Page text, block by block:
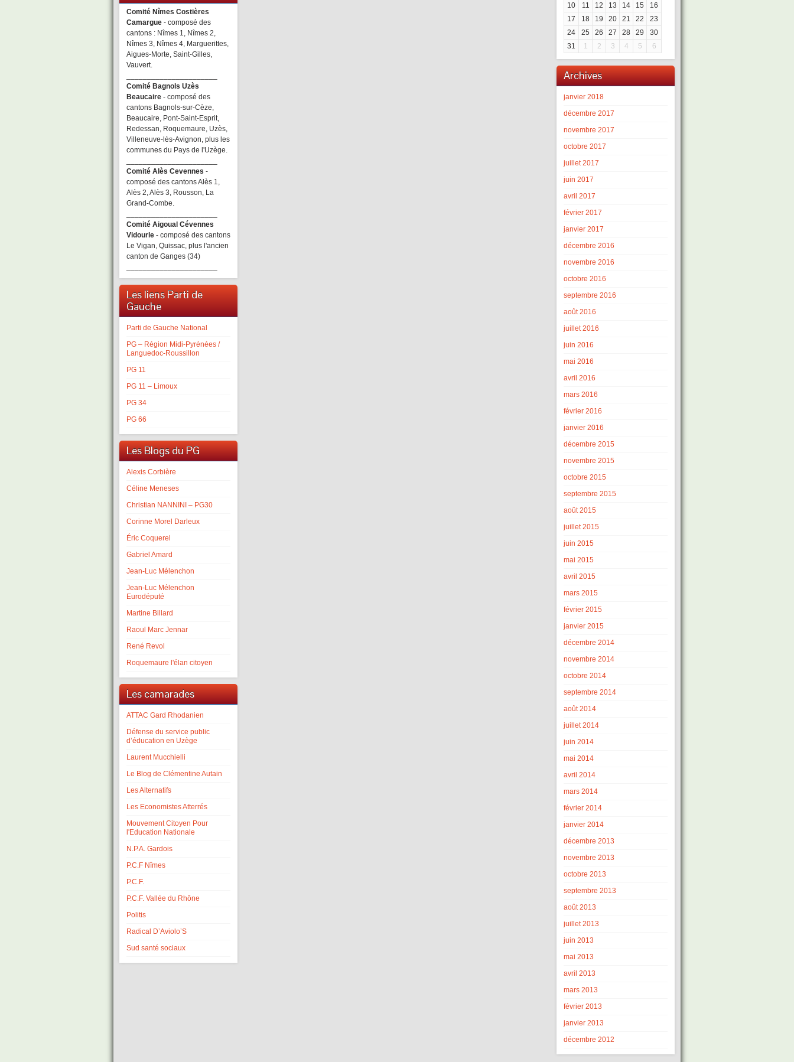
Comité Nîmes Costières
Camargue - composé des
cantons : Nîmes 1, Nîmes 2,
Nîmes 3, Nîmes 4, Marguerittes,
Aigues-Morte, Saint-Gilles,
Vauvert.
Comité Bagnols Uzès
Beaucaire - composé des
cantons Bagnols-sur-Cèze,
Beaucaire, Pont-Saint-Esprit,
Redessan, Roquemaure, Uzès,
Villeneuve-lès-Avignon, plus les
communes du Pays de l'Uzège.
Comité Alès Cevennes -
composé des cantons Alès 1,
Alès 2, Alès 3, Rousson, La
Grand-Combe.
Comité Aigoual Cévennes
Vidourle - composé des cantons
Le Vigan, Quissac, plus l'ancien
canton de Ganges (34)
Les liens Parti de
Gauche
Parti de Gauche National
PG – Région Midi-Pyrénées /
Languedoc-Roussillon
PG 11
PG 11 – Limoux
PG 34
PG 66
Les Blogs du PG
Alexis Corbière
Céline Meneses
Christian NANNINI – PG30
Corinne Morel Darleux
Éric Coquerel
Gabriel Amard
Jean-Luc Mélenchon
Jean-Luc Mélenchon
Eurodéputé
Martine Billard
Raoul Marc Jennar
René Revol
Roquemaure l'élan citoyen
Les camarades
ATTAC Gard Rhodanien
Défense du service public
d’éducation en Uzège
Laurent Mucchielli
Le Blog de Clémentine Autain
Les Alternatifs
Les Economistes Atterrés
Mouvement Citoyen Pour
l'Education Nationale
N.P.A. Gardois
P.C.F Nîmes
P.C.F.
P.C.F. Vallée du Rhône
Politis
Radical D’Aviolo’S
Sud santé sociaux
10
11 12 13 14 15
16
17
18 19 20 21 22
23
24
25 26 27 28 29
30
31
1 2 3 4 5 6
Archives
janvier 2018
décembre 2017
novembre 2017
octobre 2017
juillet 2017
juin 2017
avril 2017
février 2017
janvier 2017
décembre 2016
novembre 2016
octobre 2016
septembre 2016
août 2016
juillet 2016
juin 2016
mai 2016
avril 2016
mars 2016
février 2016
janvier 2016
décembre 2015
novembre 2015
octobre 2015
septembre 2015
août 2015
juillet 2015
juin 2015
mai 2015
avril 2015
mars 2015
février 2015
janvier 2015
décembre 2014
novembre 2014
octobre 2014
septembre 2014
août 2014
juillet 2014
juin 2014
mai 2014
avril 2014
mars 2014
février 2014
janvier 2014
décembre 2013
novembre 2013
octobre 2013
septembre 2013
août 2013
juillet 2013
juin 2013
mai 2013
avril 2013
mars 2013
février 2013
janvier 2013
décembre 2012